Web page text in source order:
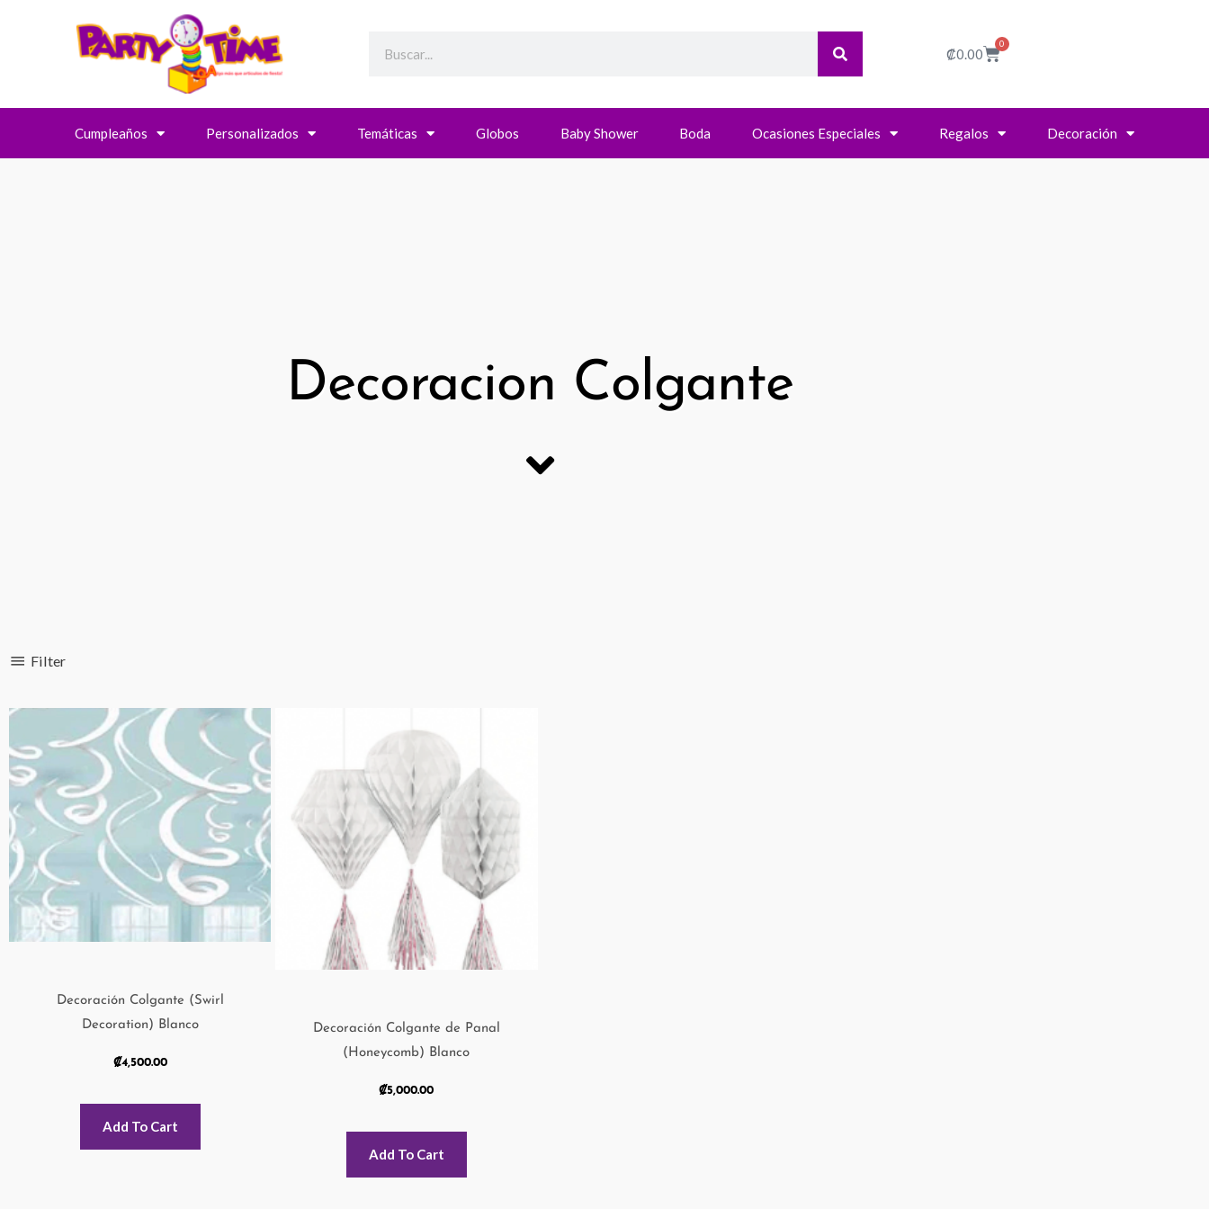
₡0.00
0
Cart
Cumpleaños Personalizados Temáticas Globos Baby Shower Boda Ocasiones Especiales Regalos Decoración
Decoracion Colgante
Filter
Decoración Colgante (Swirl
Decoration) Blanco
₡4,500.00
Add To Cart
Decoración Colgante de Panal
(Honeycomb) Blanco
₡5,000.00
Add To Cart